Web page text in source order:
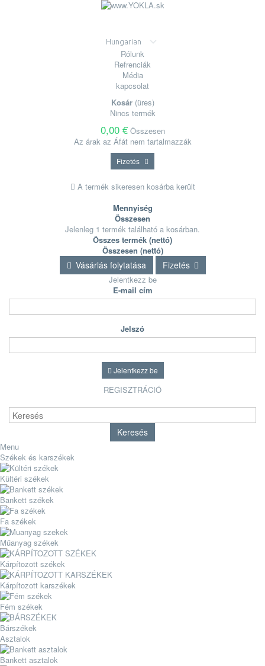
Hungarian
Rólunk
Refrenciák
Média
kapcsolat
Kosár (üres)
Nincs termék
0,00 € Összesen
Az árak az Áfát nem tartalmazzák
Fizetés
A termék sikeresen kosárba került
Mennyiség
Összesen
Jelenleg 1 termék található a kosárban.
Összes termék (nettó)
Összesen (nettó)
Vásárlás folytatása Fizetés
Jelentkezz be
E-mail cím
Jelszó
Jelentkezz be
REGISZTRÁCIÓ
Keresés
Menu
Székek és karszékek
Kültéri székek
Bankett székek
Fa székek
Műanyag székek
Kárpítozott székek
Kárpítozott karszékek
Fém székek
Bárszékek
Asztalok
Bankett asztalok